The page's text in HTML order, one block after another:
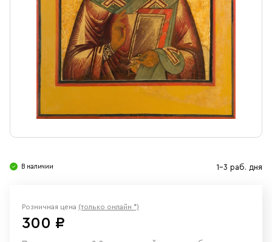
Ювелирные изделия
В наличии 1-3 раб. дня
Розничная цена (только онлайн *)
300 ₽